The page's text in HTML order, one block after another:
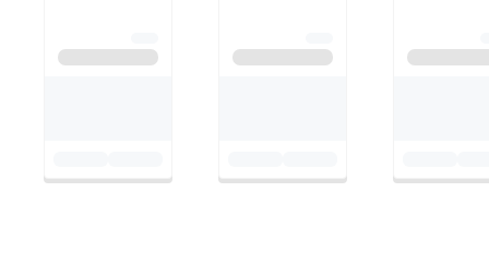
らないで他人の個性が
のタイトル：ましにな